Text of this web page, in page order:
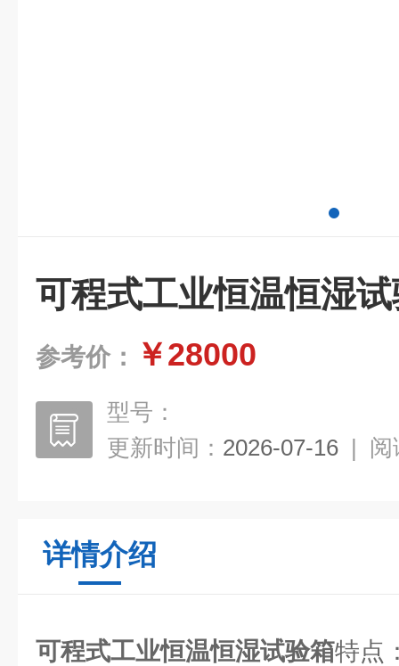
可程式工业恒温恒湿
参考价： ￥28000
型号：
更新时间： 2026-07-16 | 阅
详情介绍
可程式工业恒温恒湿试验箱特点